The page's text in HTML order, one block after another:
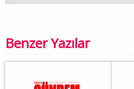
Benzer Yazılar